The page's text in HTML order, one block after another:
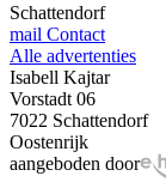
Schattendorf
mail Contact
Alle advertenties
Isabell Kajtar
Vorstadt 06
7022 Schattendorf
Oostenrijk
aangeboden door